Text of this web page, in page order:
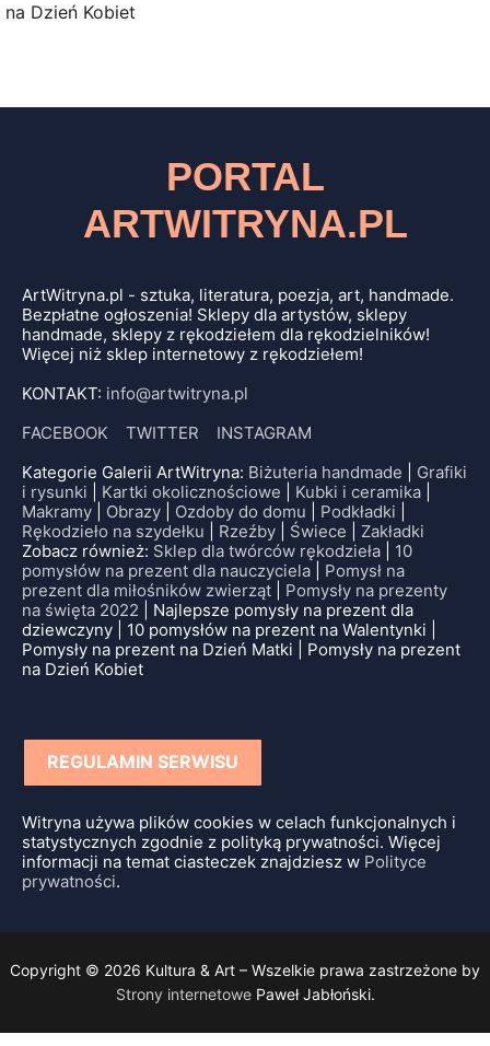
na Dzień Kobiet
PORTAL
ARTWITRYNA.PL
ArtWitryna.pl - sztuka, literatura, poezja, art, handmade.
Bezpłatne ogłoszenia! Sklepy dla artystów, sklepy
handmade, sklepy z rękodziełem dla rękodzielników!
Więcej niż sklep internetowy z rękodziełem!
KONTAKT: info@artwitryna.pl
FACEBOOK
TWITTER
INSTAGRAM
Kategorie Galerii ArtWitryna: Biżuteria handmade
Grafiki
i rysunki
Kartki okolicznościowe Kubki i ceramika
Makramy
Obrazy Ozdoby do domu Podkładki
Rękodzieło na szydełku
Rzeźby Świece
Zakładki
Zobacz również: Sklep dla twórców rękodzieła
10
pomysłów na prezent dla nauczyciela
Pomysł na
prezent dla miłośników zwierząt
Pomysły na prezenty
na święta 2022 | Najlepsze pomysły na prezent dla
dziewczyny | 10 pomysłów na prezent na Walentynki |
Pomysły na prezent na Dzień Matki | Pomysły na prezent
na Dzień Kobiet
REGULAMIN SERWISU
Witryna używa plików cookies w celach funkcjonalnych i
statystycznych zgodnie z polityką prywatności. Więcej
informacji na temat ciasteczek znajdziesz w Polityce
prywatności.
Copyright © 2026 Kultura & Art – Wszelkie prawa zastrzeżone by
Strony internetowePaweł Jabłoński.